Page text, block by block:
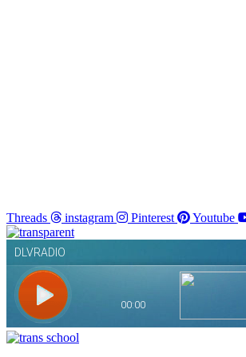
Threads instagram Pinterest Youtube